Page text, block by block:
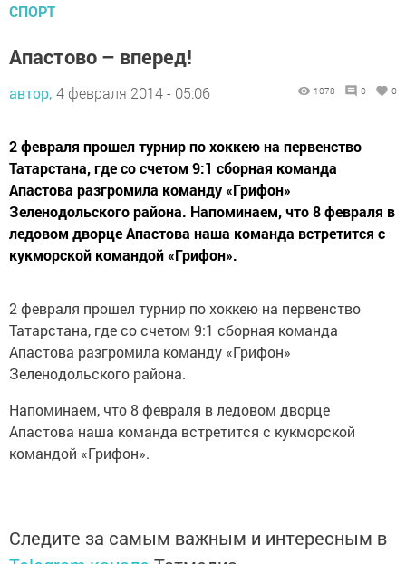
СПОРТ
Апастово – вперед!
автор, 4 февраля 2014 - 05:06 1078 0 0
2 февраля прошел турнир по хоккею на первенство
Татарстана, где со счетом 9:1 сборная команда
Апастова разгромила команду «Грифон»
Зеленодольского района. Напоминаем, что 8 февраля в
ледовом дворце Апастова наша команда встретится с
кукморской командой «Грифон».
2 февраля прошел турнир по хоккею на первенство
Татарстана, где со счетом 9:1 сборная команда
Апастова разгромила команду «Грифон»
Зеленодольского района.
Напоминаем, что 8 февраля в ледовом дворце
Апастова наша команда встретится с кукморской
командой «Грифон».
Следите за самым важным и интересным в